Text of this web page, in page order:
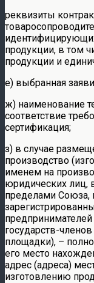
реквизиты
продукции, в том
продукции и
е) выбранная
ж) наименование
соответствие
сертификация;
з) в случае
производство
именем на
юридических лиц,
пределами Союза,
предпринимателей
государств-
площадки), –
его место
адрес (адреса)
изготовлению